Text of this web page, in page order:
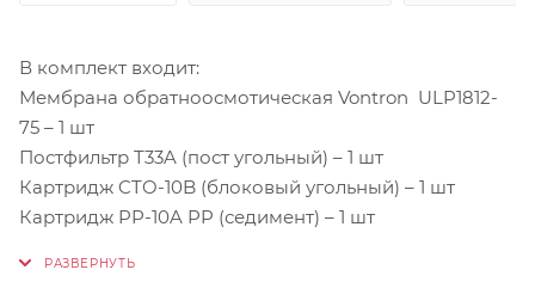
В комплект входит:
Мембрана обратноосмотическая Vontron ULP1812-
75 – 1 шт
Постфильтр T33A (пост угольный) – 1 шт
Картридж CTO-10B (блоковый угольный) – 1 шт
Картридж PP-10A PP (седимент) – 1 шт